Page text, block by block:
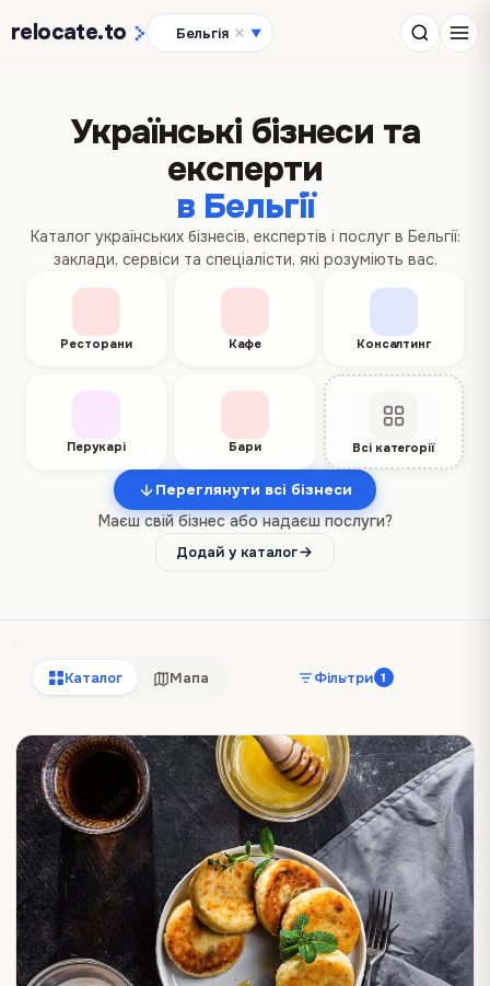
relocate.to Бельгія ▼
Українські бізнеси та
експерти
в Бельгії
Каталог українських бізнесів, експертів і послуг в Бельгії:
заклади, сервіси та спеціалісти, які розуміють вас.
Ресторани Кафе Консалтинг
Перукарі Бари Всі категорії
Переглянути всі бізнеси
Маєш свій бізнес або надаєш послуги?
Додай у каталог
Фільтри 1
Каталог Мапа